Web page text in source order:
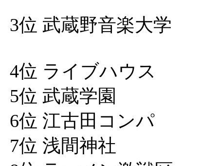
3位 武蔵野音楽大学
4位 ライブハウス
5位 武蔵学園
6位 江古田コンパ
7位 浅間神社